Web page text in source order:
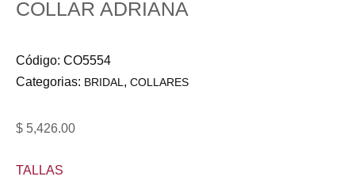
COLLAR ADRIANA
Código: CO5554
Categorias: BRIDAL , COLLARES
$ 5,426.00
TALLAS